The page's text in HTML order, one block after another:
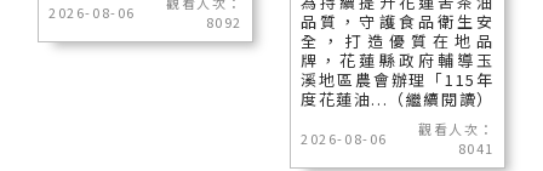
2026-08-06
8092
品質，守護食品衛生安
全，打造優質在地品
牌，花蓮縣政府輔導玉
溪地區農會辦理「115年
度花蓮油...（繼續閱讀）
2026-08-06
觀看人次：
8041